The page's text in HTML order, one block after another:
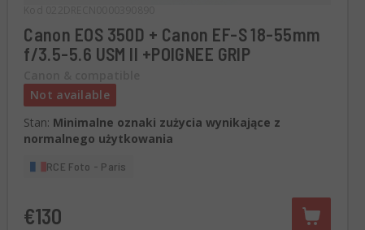
Canon EOS 350D + Canon EF-S 18-55mm
f/3.5-5.6 USM II +POIGNEE GRIP
Not available
Stan: Minimalne oznaki zużycia wynikające z
normalnego użytkowania
RCE Foto - Paris
€130